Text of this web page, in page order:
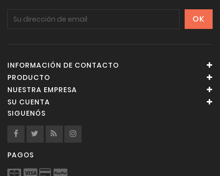
INFORMACIÓN DE CONTACTO
PRODUCTO
NUESTRA EMPRESA
SU CUENTA
SIGUENÓS
PAGOS